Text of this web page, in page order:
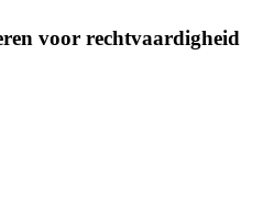
voor rechtvaardigheid